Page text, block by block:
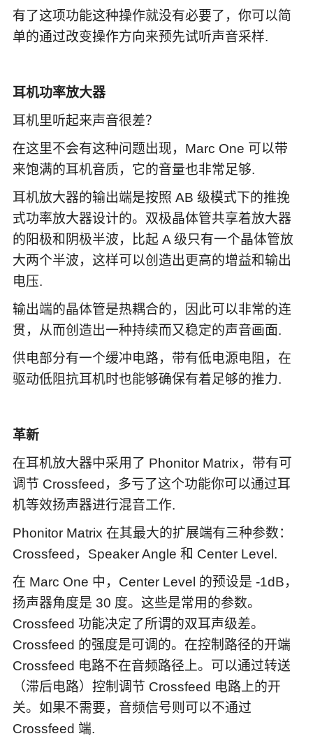
有了这项功能这种操作就没有必要了，你可以简
单的通过改变操作方向来预先试听声音采样.
耳机功率放大器
耳机里听起来声音很差？
在这里不会有这种问题出现，Marc One 可以带
来饱满的耳机音质，它的音量也非常足够.
耳机放大器的输出端是按照 AB 级模式下的推挽
式功率放大器设计的。双极晶体管共享着放大器
的阳极和阴极半波，比起 A 级只有一个晶体管放
大两个半波，这样可以创造出更高的增益和输出
电压.
输出端的晶体管是热耦合的，因此可以非常的连
贯，从而创造出一种持续而又稳定的声音画面.
供电部分有一个缓冲电路，带有低电源电阻，在
驱动低阻抗耳机时也能够确保有着足够的推力.
革新
在耳机放大器中采用了 Phonitor Matrix，带有可
调节 Crossfeed，多亏了这个功能你可以通过耳
机等效扬声器进行混音工作.
Phonitor Matrix 在其最大的扩展端有三种参数：
Crossfeed，Speaker Angle 和 Center Level.
在 Marc One 中，Center Level 的预设是 -1dB，
扬声器角度是 30 度。这些是常用的参数。
Crossfeed 功能决定了所谓的双耳声级差。
Crossfeed 的强度是可调的。在控制路径的开端
Crossfeed 电路不在音频路径上。可以通过转送
（滞后电路）控制调节 Crossfeed 电路上的开
关。如果不需要，音频信号则可以不通过
Crossfeed 端.